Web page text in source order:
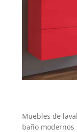
Muebles de
baño modernos